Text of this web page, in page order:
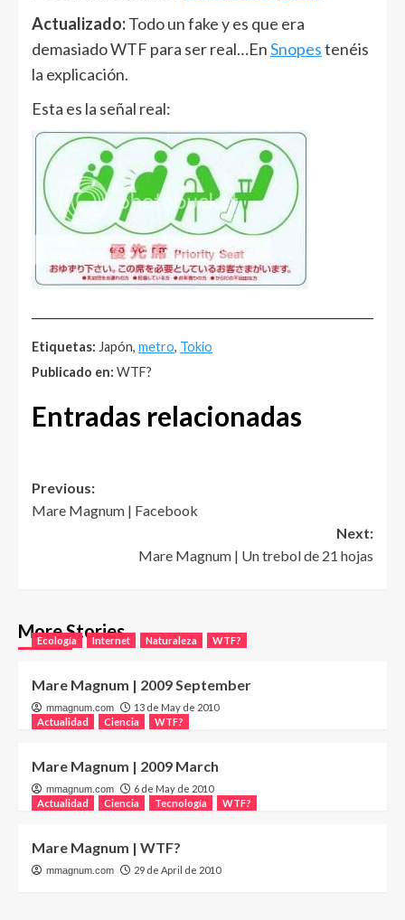
Actualizado:Todo un fake y es que era
demasiado WTF para ser real…EnSnopestenéis
la explicación.
Esta es la señal real:
Etiquetas: Japón, metro, Tokio
Publicado en: WTF?
Entradas relacionadas
Post
navigation
Previous:
Mare Magnum | Facebook
Next:
Mare Magnum | Un trebol de 21 hojas
More Stories
Ecología Internet Naturaleza WTF?
Mare Magnum | 2009 September
mmagnum.com
13 de May de 2010
Actualidad
Ciencia WTF?
Mare Magnum | 2009 March
mmagnum.com
6 de May de 2010
Actualidad
Ciencia Tecnología WTF?
Mare Magnum | WTF?
mmagnum.com 29 de April de 2010